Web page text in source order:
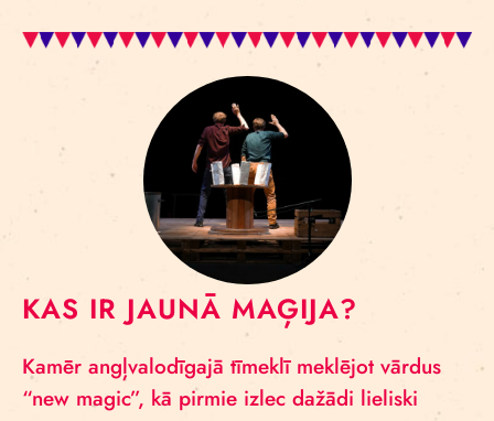
KAS IR JAUNĀ MAĢIJA?
Kamēr angļvalodīgajā tīmeklī meklējot vārdus
“new magic”, kā pirmie izlec dažādi lieliski